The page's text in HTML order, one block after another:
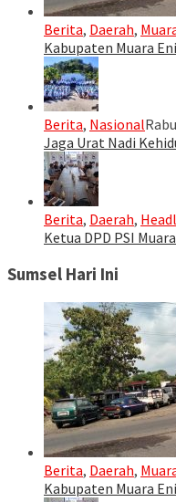
Berita, Daerah,
Kabupaten Muara
Berita, Nasional
Jaga Urat Nadi
Berita, Daerah,
Ketua DPD PSI
Sumsel Hari Ini
Berita, Daerah,
Kabupaten Muara